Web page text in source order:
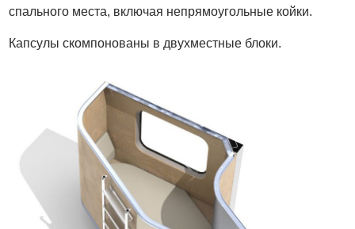
спального места, включая непрямоугольные койки.
Капсулы скомпонованы в двухместные блоки.